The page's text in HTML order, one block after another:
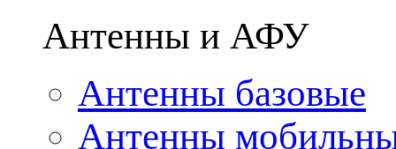
Антенны и АФУ
Антенны базовые
Антенны